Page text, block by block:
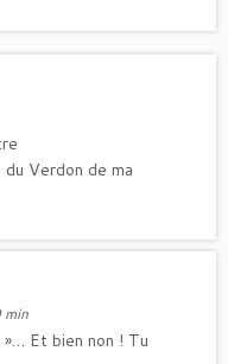
Verdon de ma
»… Et bien non ! Tu